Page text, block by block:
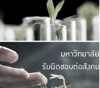
มีพื้นที่เขียวสดใส
เป็นป่าในเมือง เกษต
มหาวิ
ค
เปิดประ
และพบเรื่องราวใ
มหาวิทยาลัย
รับผิดชอบต่อสังคม